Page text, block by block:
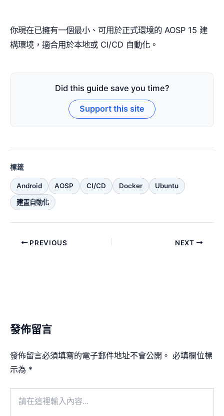
你現在已擁有一個最小、可用於正式環境的 AOSP 15 建
構環境，適合用於本地或 CI/CD 自動化。
Did this guide save you time?
Support this site
標籤
Android AOSP CI/CD Docker Ubuntu
建置自動化
PREVIOUS NEXT
發佈留言
發佈留言必須填寫的電子郵件地址不會公開。 必填欄位標
示為 *